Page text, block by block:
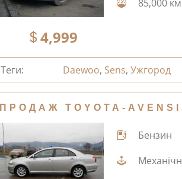
4,999
85,000 км
Теги: Daewoo, Sens,Ужгород
ПРОДАЖ TOYOTA-
Бензин